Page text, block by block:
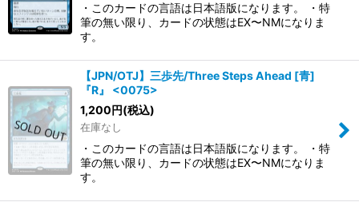
・このカードの言語は日本語版になります。 ・特
筆の無い限り、カードの状態はEX〜NMになりま
す。
【JPN/OTJ】三歩先/Three Steps Ahead [青]
『R』 <0075>
1,200円(税込)
在庫なし
・このカードの言語は日本語版になります。 ・特
筆の無い限り、カードの状態はEX〜NMになりま
す。